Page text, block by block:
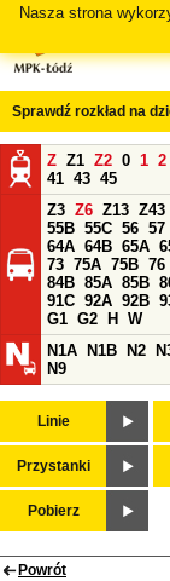
Nasza strona
Sprawdź rozkład na
Z Z1 Z2 0 1 2
41 43 45
Z3 Z6 Z13 Z43
55B 55C 56 57
64A 64B 65A
73 75A 75B 76
84B 85A 85B
91C 92A 92B
G1 G2 H
W
N1A
N1B N2
N9
Linie
Przystanki
Pobierz
Powrót